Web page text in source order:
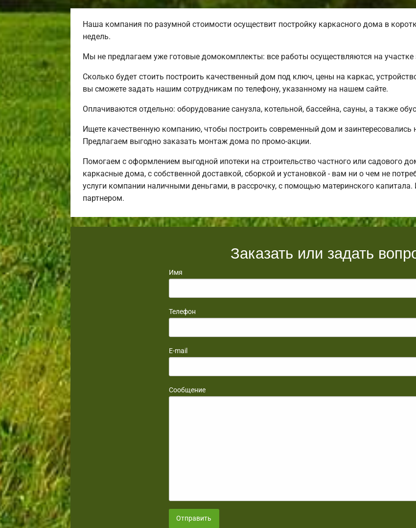
Наша компания по разумной стоимости осуществит постройку каркасного дома в
недель.
Мы не предлагаем уже готовые домокомплекты: все работы осуществляются на участке
Сколько будет стоить построить качественный дом под ключ, цены на каркас,
вы сможете задать нашим сотрудникам по телефону, указанному на нашем сайте.
Оплачиваются отдельно: оборудование санузла, котельной, бассейна, сауны, а также
Ищете качественную компанию, чтобы построить современный дом и
Предлагаем выгодно заказать монтаж дома по промо-акции.
Помогаем с оформлением выгодной ипотеки на строительство частного или садового
каркасные дома, с собственной доставкой, сборкой и установкой - вам ни о чем не
услуги компании наличными деньгами, в рассрочку, с помощью материнского
партнером.
Заказать или задать
Имя
Телефон
E-mail
Сообщение
Отправить